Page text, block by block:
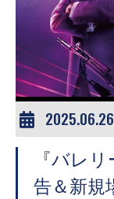
2025.06.26
『バレ
告＆新規